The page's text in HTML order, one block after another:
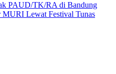
PAUD/TK/RA di Bandung
MURI Lewat Festival Tunas